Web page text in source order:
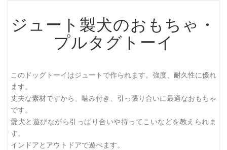
ジュート製犬のおもちゃ・
プルタグトーイ
このドッグトーイはジュートで作られます。強度、耐久性に優れ
ます。
丈夫な素材ですから、噛み付き、引っ張り合いに最適なおもちゃ
です。
愛犬と遊びながら引っぱり合いや持ってこいなどを教えられま
す。
インドアとアウトドアで遊べます。